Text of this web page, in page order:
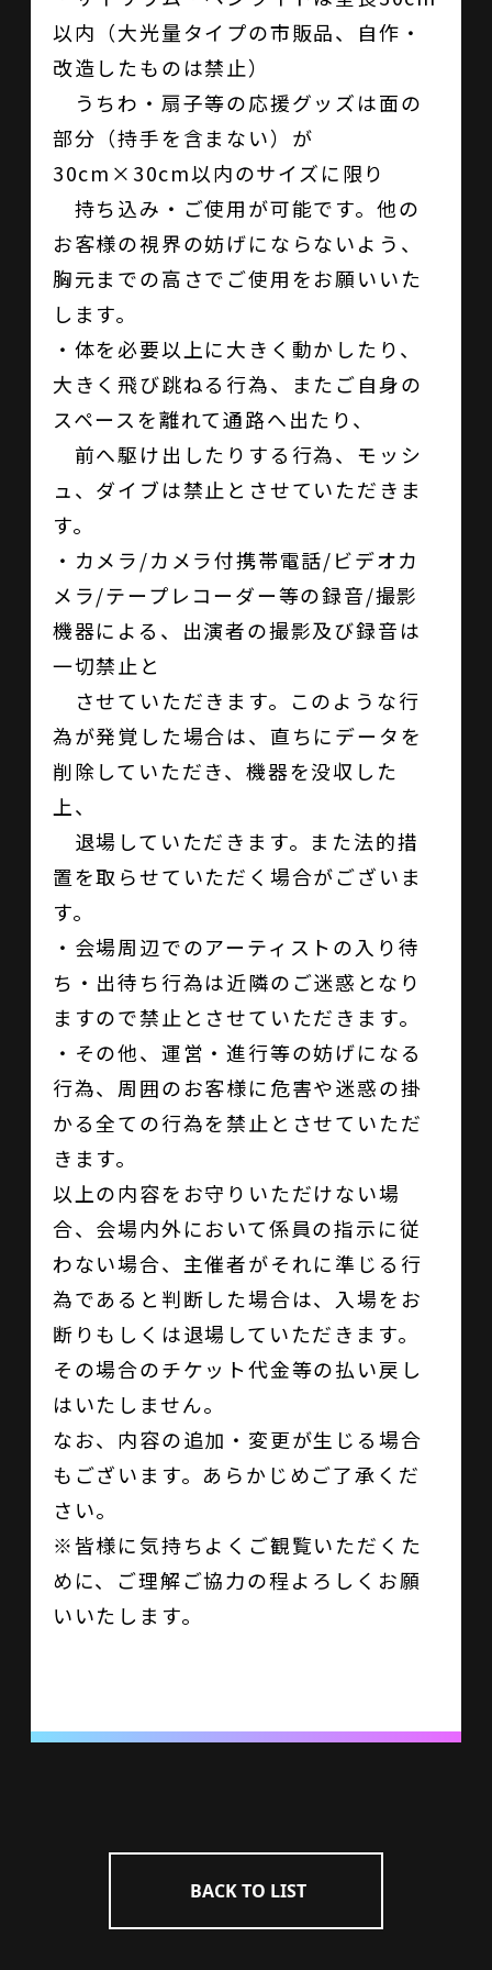
以内（大光量タイプの市販品、自作・
改造したものは禁止）
うちわ・扇子等の応援グッズは面の
部分（持手を含まない）が
30cm×30cm以内のサイズに限り
持ち込み・ご使用が可能です。他の
お客様の視界の妨げにならないよう、
胸元までの高さでご使用をお願いいた
します。
・体を必要以上に大きく動かしたり、
大きく飛び跳ねる行為、またご自身の
スペースを離れて通路へ出たり、
前へ駆け出したりする行為、モッシ
ュ、ダイブは禁止とさせていただきま
す。
・カメラ/カメラ付携帯電話/ビデオカ
メラ/テープレコーダー等の録音/撮影
機器による、出演者の撮影及び録音は
一切禁止と
させていただきます。このような行
為が発覚した場合は、直ちにデータを
削除していただき、機器を没収した
上、
退場していただきます。また法的措
置を取らせていただく場合がございま
す。
・会場周辺でのアーティストの入り待
ち・出待ち行為は近隣のご迷惑となり
ますので禁止とさせていただきます。
・その他、運営・進行等の妨げになる
行為、周囲のお客様に危害や迷惑の掛
かる全ての行為を禁止とさせていただ
きます。
以上の内容をお守りいただけない場
合、会場内外において係員の指示に従
わない場合、主催者がそれに準じる行
為であると判断した場合は、入場をお
断りもしくは退場していただきます。
その場合のチケット代金等の払い戻し
はいたしません。
なお、内容の追加・変更が生じる場合
もございます。あらかじめご了承くだ
さい。
※皆様に気持ちよくご観覧いただくた
めに、ご理解ご協力の程よろしくお願
いいたします。